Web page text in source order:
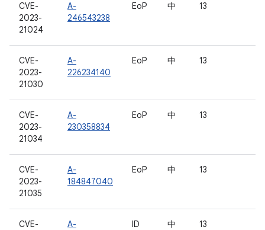
CVE-
2023-
21024
A-
246543238
EoP 中 13
CVE-
2023-
21030
A-
226234140
EoP 中 13
CVE-
2023-
21034
A-
230358834
EoP 中 13
CVE-
2023-
21035
A-
184847040
EoP 中 13
CVE-
A-
ID 中 13